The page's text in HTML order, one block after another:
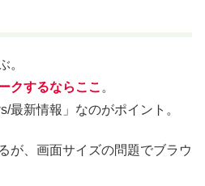
。
クするならここ 。
最新情報」なのがポイント。
が、画面サイズの問題でブラウ